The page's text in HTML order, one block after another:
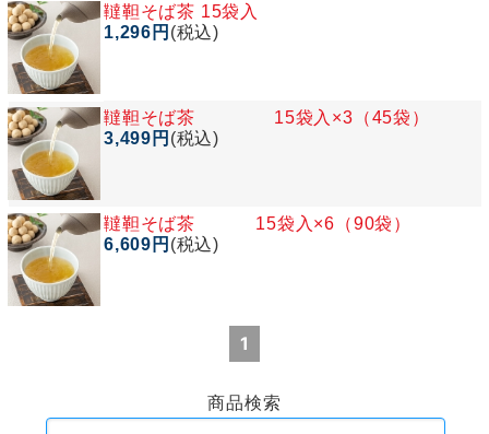
韃靼そば茶 15袋入
1,296円 (税込)
韃靼そば茶 15袋入×3（45袋）
3,499円 (税込)
韃靼そば茶 15袋入×6（90袋）
6,609円 (税込)
1
商品検索